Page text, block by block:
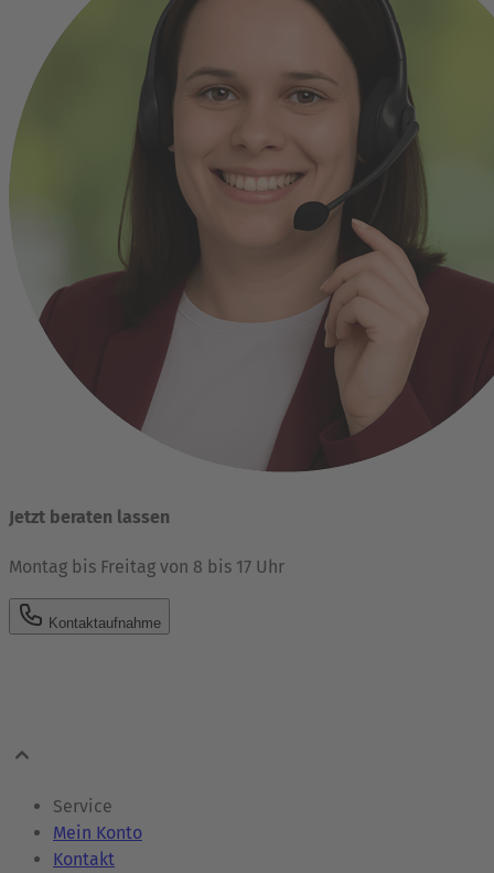
Jetzt beraten lassen
Montag bis Freitag von 8 bis 17 Uhr
Kontaktaufnahme
Service
Mein Konto
Kontakt